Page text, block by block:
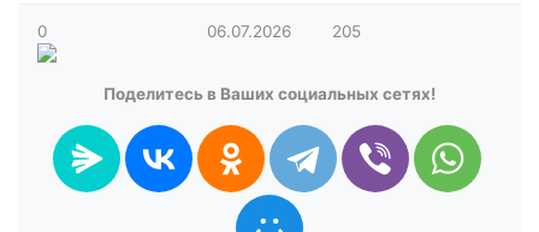
0 06.07.2026 205
Поделитесь в Ваших социальных сетях!